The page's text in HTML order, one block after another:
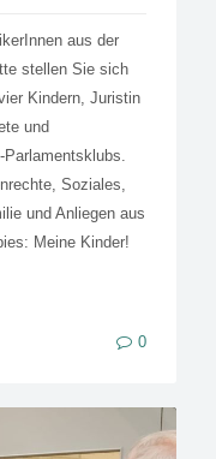
aus der
stellen Sie sich
Kindern, Juristin
und
Parlamentsklubs.
Soziales,
und Anliegen aus
Meine Kinder!
0